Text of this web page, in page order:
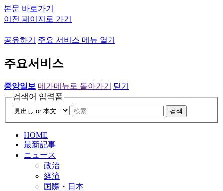
본문 바로가기
이전 페이지로 가기
공유하기 주요 서비스 메뉴 열기
주요서비스
중앙일보 메가메뉴로 돌아가기
닫기
검색어 입력폼
검색
HOME
最新記事
ニュース
政治
経済
国際・日本